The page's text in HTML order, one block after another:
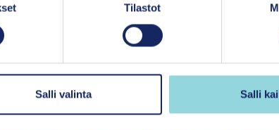
Tilastot
Salli valinta Salli
vastuullisuusasiantuntija Katri
kukin organisaatio tunnistaa oman